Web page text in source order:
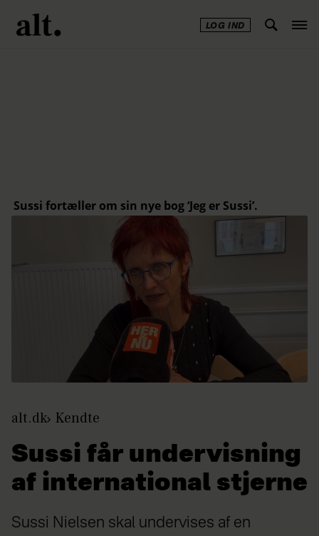
LOG IND
alt.dk Kendte
Sussi får undervisning
af international stjerne
Sussi Nielsen skal undervises af en